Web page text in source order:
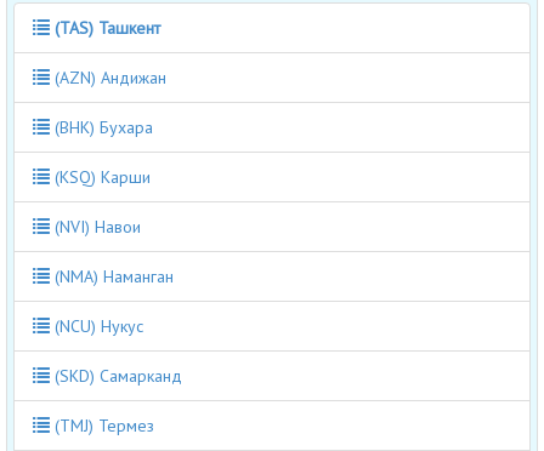
(TAS) Ташкент
(AZN) Андижан
(BHK) Бухара
(KSQ) Карши
(NVI) Навои
(NMA) Наманган
(NCU) Нукус
(SKD) Самарканд
(TMJ) Термез